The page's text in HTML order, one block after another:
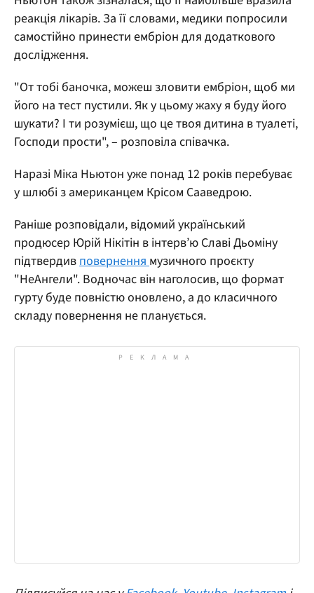
реакція лікарів. За її словами, медики попросили
самостійно принести ембріон для додаткового
дослідження.
"От тобі баночка, можеш зловити ембріон, щоб ми
його на тест пустили. Як у цьому жаху я буду його
шукати? І ти розумієш, що це твоя дитина в туалеті,
Господи прости",– розповіла співачка.
Наразі Міка Ньютон уже понад 12 років перебуває
у шлюбі з американцем Крісом Сааведрою.
Раніше розповідали, відомий український
продюсер Юрій Нікітін в інтерв’ю Славі Дьоміну
підтвердивповерненнямузичного проєкту
"НеАнгели". Водночас він наголосив, що формат
гурту буде повністю оновлено, а до класичного
складу повернення не планується.